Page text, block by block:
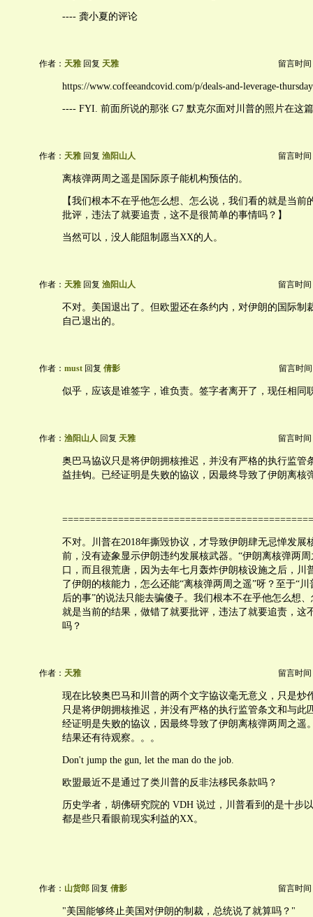
---- 龚小夏的评论
作者： 天雅 回复 天雅 留言时间
https://www.coffeeandcovid.com/p/deals-and-leverage-
---- FYI. 前面所说的那张 G7 默克尔面对川普的照片在这
作者： 天雅 回复 渔阳山人 留言时间
离核弹两周之遥是国际原子能机构预估的。
【我们根本不在乎他怎么想、怎么说，我们看的就是当前
批评，违法了就要追责，这不是很简单的事情吗？】
当然可以，没人能阻制愿当XX的人。
作者： 天雅 回复 渔阳山人 留言时间
不对。美国退出了。但欧盟还在条约内，对伊朗的国际制
自己退出的。
作者： must 回复 倩影 留言时间
似乎，应该是谁签字，谁负责。签字者离开了，现任相同
作者： 渔阳山人 回复 天雅 留言时间
奥巴马協议只是将伊朗拥核推迟，并没有严格的执行监管
益挂钩。已经证明是失败的協议，因最终导致了伊朗离核
不对。川普在2018年撕毁协议，才导致伊朗肆无忌惮发展
前，没有迹象显示伊朗违约发展核武器。“伊朗离核弹两
口，而且很荒唐，因为去年七月轰炸伊朗核设施之后，川
了伊朗的核能力，怎么还能“离核弹两周之遥”呀？至于“
后的事”的说法只能去骗傻子。我们根本不在乎他怎么想
就是当前的结果，做错了就要批评，违法了就要追责，这
吗？
作者： 天雅 留言时间
现在比较奥巴马和川普的两个文字協议毫无意义，只是炒
只是将伊朗拥核推迟，并没有严格的执行监管条文和与此
经证明是失败的協议，因最终导致了伊朗离核弹两周之遥
结果还有待观察。。。
Don't jump the gun, let the man do the job.
欧盟最近不是通过了类川普的反非法移民条款吗？
历史学者，胡佛研究院的 VDH 说过，川普看到的是十步
都是些只看眼前现实利益的XX。
作者： 山货郎 回复 倩影 留言时间
"美国能够终止美国对伊朗的制裁，总统说了就算吗？"